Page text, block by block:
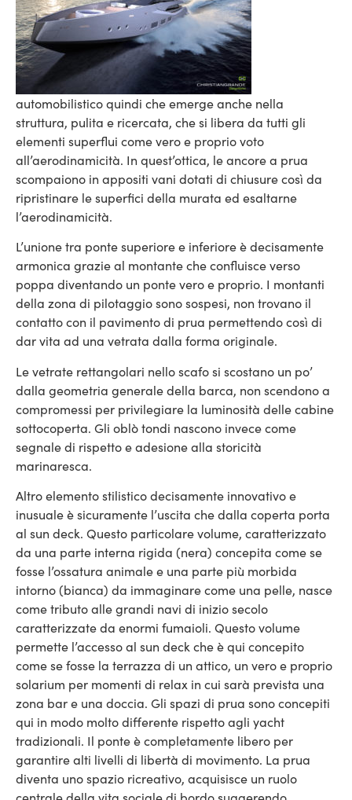
automobilistico quindi che emerge anche nella
struttura, pulita e ricercata, che si libera da tutti gli
elementi superflui come vero e proprio voto
all’aerodinamicità. In quest’ottica, le ancore a prua
scompaiono in appositi vani dotati di chiusure così da
ripristinare le superfici della murata ed esaltarne
l’aerodinamicità.
L’unione tra ponte superiore e inferiore è decisamente
armonica grazie al montante che confluisce verso
poppa diventando un ponte vero e proprio. I montanti
della zona di pilotaggio sono sospesi, non trovano il
contatto con il pavimento di prua permettendo così di
dar vita ad una vetrata dalla forma originale.
Le vetrate rettangolari nello scafo si scostano un po’
dalla geometria generale della barca, non scendono a
compromessi per privilegiare la luminosità delle cabine
sottocoperta. Gli oblò tondi nascono invece come
segnale di rispetto e adesione alla storicità
marinaresca.
Altro elemento stilistico decisamente innovativo e
inusuale è sicuramente l’uscita che dalla coperta porta
al sun deck. Questo particolare volume, caratterizzato
da una parte interna rigida (nera) concepita come se
fosse l’ossatura animale e una parte più morbida
intorno (bianca) da immaginare come una pelle, nasce
come tributo alle grandi navi di inizio secolo
caratterizzate da enormi fumaioli. Questo volume
permette l’accesso al sun deck che è qui concepito
come se fosse la terrazza di un attico, un vero e proprio
solarium per momenti di relax in cui sarà prevista una
zona bar e una doccia. Gli spazi di prua sono concepiti
qui in modo molto differente rispetto agli yacht
tradizionali. Il ponte è completamente libero per
garantire alti livelli di libertà di movimento. La prua
diventa uno spazio ricreativo, acquisisce un ruolo